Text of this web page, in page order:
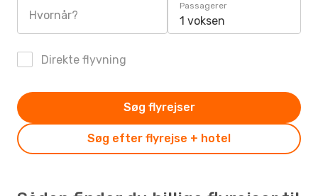
Hvornår?
Passagerer
1 voksen
Direkte flyvning
Søg efter flyrejse + hotel
Søg flyrejser